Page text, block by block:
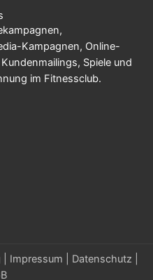
Kampagnen, Online-
Spiele und
im Fitnessclub.
Impressum Datenschutz